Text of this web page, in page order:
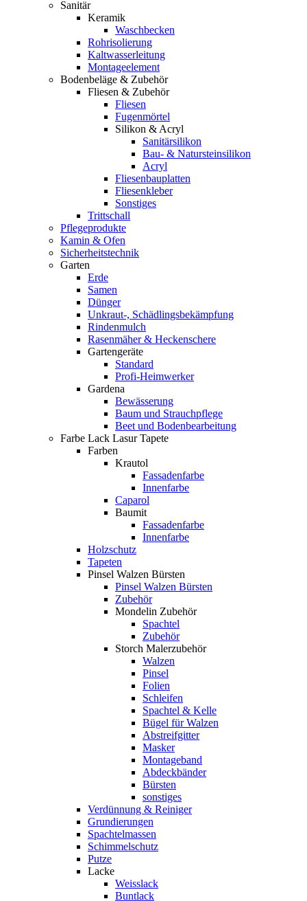
Sanitär
Keramik
Waschbecken
Rohrisolierung
Kaltwasserleitung
Montageelement
Bodenbeläge & Zubehör
Fliesen & Zubehör
Fliesen
Fugenmörtel
Silikon & Acryl
Sanitärsilikon
Bau- & Natursteinsilikon
Acryl
Fliesenbauplatten
Fliesenkleber
Sonstiges
Trittschall
Pflegeprodukte
Kamin & Ofen
Sicherheitstechnik
Garten
Erde
Samen
Dünger
Unkraut-, Schädlingsbekämpfung
Rindenmulch
Rasenmäher & Heckenschere
Gartengeräte
Standard
Profi-Heimwerker
Gardena
Bewässerung
Baum und Strauchpflege
Beet und Bodenbearbeitung
Farbe Lack Lasur Tapete
Farben
Krautol
Fassadenfarbe
Innenfarbe
Caparol
Baumit
Fassadenfarbe
Innenfarbe
Holzschutz
Tapeten
Pinsel Walzen Bürsten
Pinsel Walzen Bürsten
Zubehör
Mondelin Zubehör
Spachtel
Zubehör
Storch Malerzubehör
Walzen
Pinsel
Folien
Schleifen
Spachtel & Kelle
Bügel für Walzen
Abstreifgitter
Masker
Montageband
Abdeckbänder
Bürsten
sonstiges
Verdünnung & Reiniger
Grundierungen
Spachtelmassen
Schimmelschutz
Putze
Lacke
Weisslack
Buntlack